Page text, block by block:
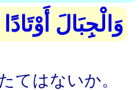
وَالْجِبَالَ أَوْتَادًا
てはないか。